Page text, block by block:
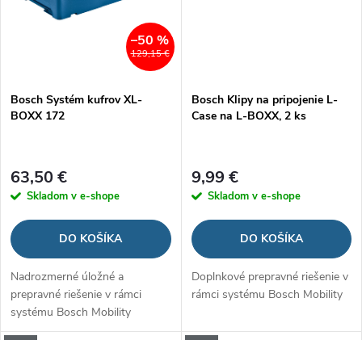
129,15 €
–50 %
Bosch Systém kufrov XL-
BOXX 172
63,50 €
Skladom v e-shope
DO KOŠÍKA
Nadrozmerné úložné a
prepravné riešenie v rámci
systému Bosch Mobility
Bosch Klipy na pripojenie L-
Case na L-BOXX, 2 ks
9,99 €
Skladom v e-shope
DO KOŠÍKA
Doplnkové prepravné riešenie v
rámci systému Bosch Mobility